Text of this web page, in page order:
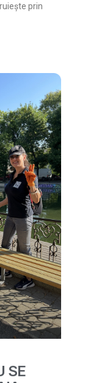
prin
SE